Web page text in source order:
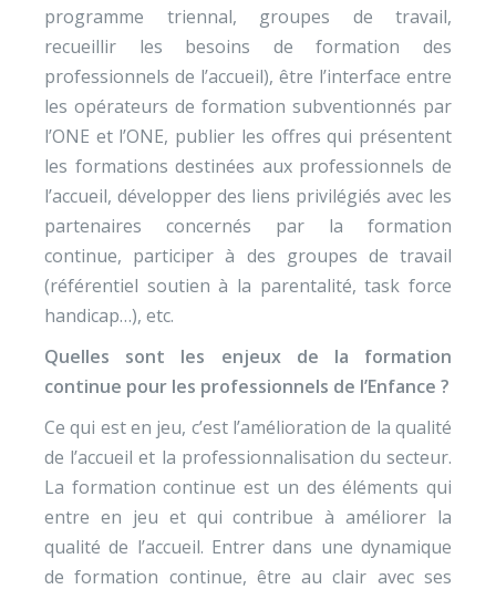
programme triennal, groupes de travail,
recueillir les besoins de formation des
professionnels de l’accueil), être l’interface entre
les opérateurs de formation subventionnés par
l’ONE et l’ONE, publier les offres qui présentent
les formations destinées aux professionnels de
l’accueil, développer des liens privilégiés avec les
partenaires concernés par la formation
continue, participer à des groupes de travail
(référentiel soutien à la parentalité, task force
handicap…), etc.
Quelles sont les enjeux de la formation
continue pour les professionnels de l’Enfance ?
Ce qui est en jeu, c’est l’amélioration de la qualité
de l’accueil et la professionnalisation du secteur.
La formation continue est un des éléments qui
entre en jeu et qui contribue à améliorer la
qualité de l’accueil. Entrer dans une dynamique
de formation continue, être au clair avec ses